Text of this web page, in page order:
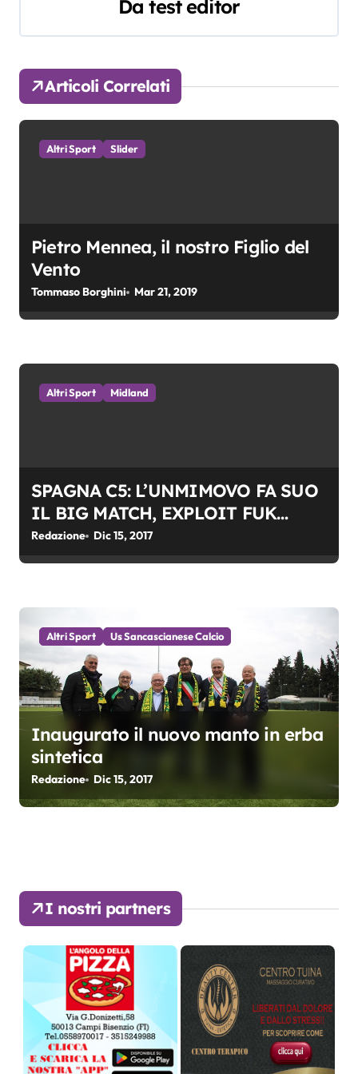
g
a
z
i
a
i
Datest editor
Articoli Correlati
Altri Sport Slider
Pietro Mennea, il nostro Figlio del
Vento
Tommaso Borghini Mar 21, 2019
Altri Sport Midland
SPAGNA C5: L’UNMIMOVO FA SUO
IL BIG MATCH, EXPLOIT FUK
CAFE’
Redazione Dic 15, 2017
Altri Sport Us Sancascianese Calcio
Inaugurato il nuovo manto in erba
sintetica
Redazione Dic 15, 2017
I nostri partners